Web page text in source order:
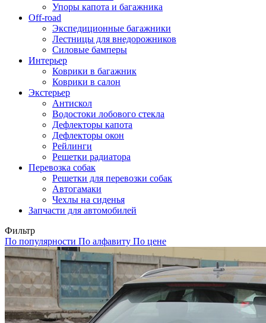
Упоры капота и багажника
Off-road
Экспедиционные багажники
Лестницы для внедорожников
Силовые бамперы
Интерьер
Коврики в багажник
Коврики в салон
Экстерьер
Антискол
Водостоки лобового стекла
Дефлекторы капота
Дефлекторы окон
Рейлинги
Решетки радиатора
Перевозка собак
Решетки для перевозки собак
Автогамаки
Чехлы на сиденья
Запчасти для автомобилей
Фильтр
По популярности По алфавиту По цене